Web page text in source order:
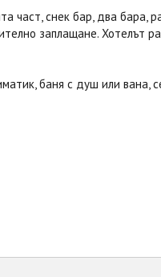
част, снек бар, два бара,
заплащане. Хотелът
баня с душ или вана,